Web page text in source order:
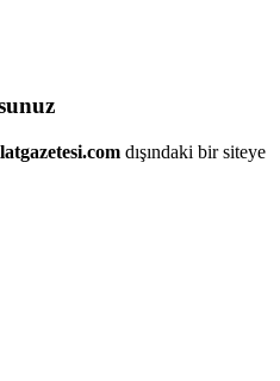
dışındaki bir siteye